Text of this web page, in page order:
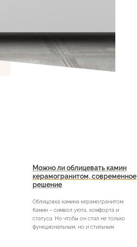
Можно ли облицевать камин
керамогранитом, современное
решение
Облицовка камина керамогранитом
Камин – символ уюта, комфорта и
статуса. Но чтобы он стал не только
функциональным, но и стильным